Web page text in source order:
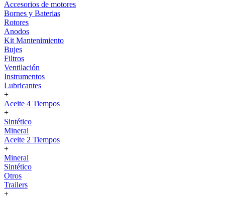
Accesorios de motores
Bornes y Baterias
Rotores
Anodos
Kit Mantenimiento
Bujes
Filtros
Ventilación
Instrumentos
Lubricantes
+
Aceite 4 Tiempos
+
Sintético
Mineral
Aceite 2 Tiempos
+
Mineral
Sintético
Otros
Trailers
+